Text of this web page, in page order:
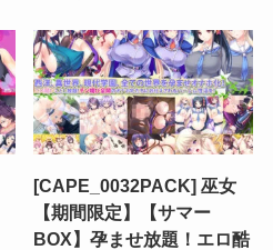
[CAPE_0032PACK] 巫女
【期間限定】【サマー
BOX】孕ませ放題！エロ酷